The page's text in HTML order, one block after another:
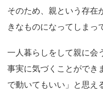
そのため、親という存在
きなものになってしまっ
一人暮らしをして親に会
事実に気づくことができ
で動いてもいい」と思え